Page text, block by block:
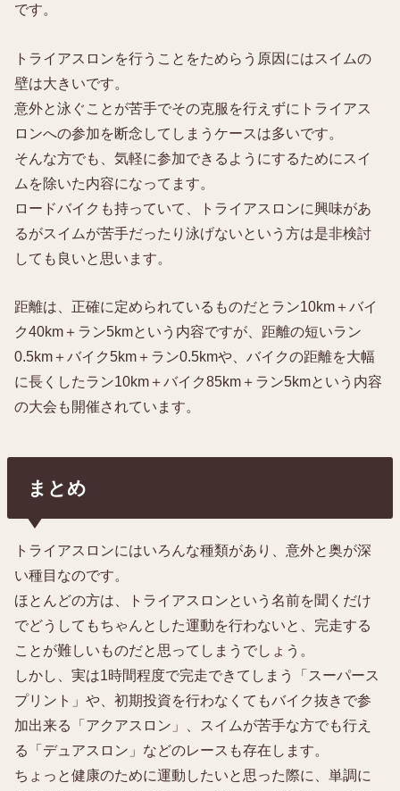
です。
トライアスロンを行うことをためらう原因にはスイムの
壁は大きいです。
意外と泳ぐことが苦手でその克服を行えずにトライアス
ロンへの参加を断念してしまうケースは多いです。
そんな方でも、気軽に参加できるようにするためにスイ
ムを除いた内容になってます。
ロードバイクも持っていて、トライアスロンに興味があ
るがスイムが苦手だったり泳げないという方は是非検討
しても良いと思います。
距離は、正確に定められているものだとラン10km＋バイ
ク40km＋ラン5kmという内容ですが、距離の短いラン
0.5km＋バイク5km＋ラン0.5kmや、バイクの距離を大幅
に長くしたラン10km＋バイク85km＋ラン5kmという内容
の大会も開催されています。
まとめ
トライアスロンにはいろんな種類があり、意外と奥が深
い種目なのです。
ほとんどの方は、トライアスロンという名前を聞くだけ
でどうしてもちゃんとした運動を行わないと、完走する
ことが難しいものだと思ってしまうでしょう。
しかし、実は1時間程度で完走できてしまう「スーパース
プリント」や、初期投資を行わなくてもバイク抜きで参
加出来る「アクアスロン」、スイムが苦手な方でも行え
る「デュアスロン」などのレースも存在します。
ちょっと健康のために運動したいと思った際に、単調に